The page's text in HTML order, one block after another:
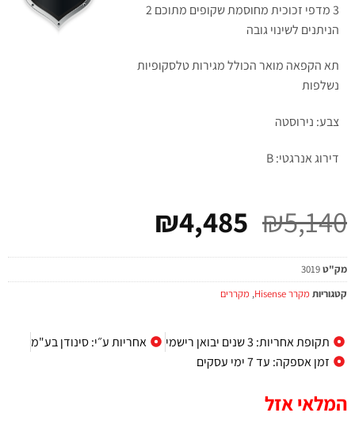
3 מדפי זכוכית מחוסמת שקופים מתוכם 2
הניתנים לשינוי גובה
תא הקפאה מואר הכולל מגירות טלסקופיות
נשלפות
צבע: נירוסטה
דירוג אנרגטי: B
₪5,140
₪4,485
מק"ט3019
קטגוריות מקרר Hisense , מקררים
תקופת אחריות: 3 שנים יבואן רישמי
אחריות ע״י: סינודן בע"מ
זמן אספקה: עד 7 ימי עסקים
המלאי אזל